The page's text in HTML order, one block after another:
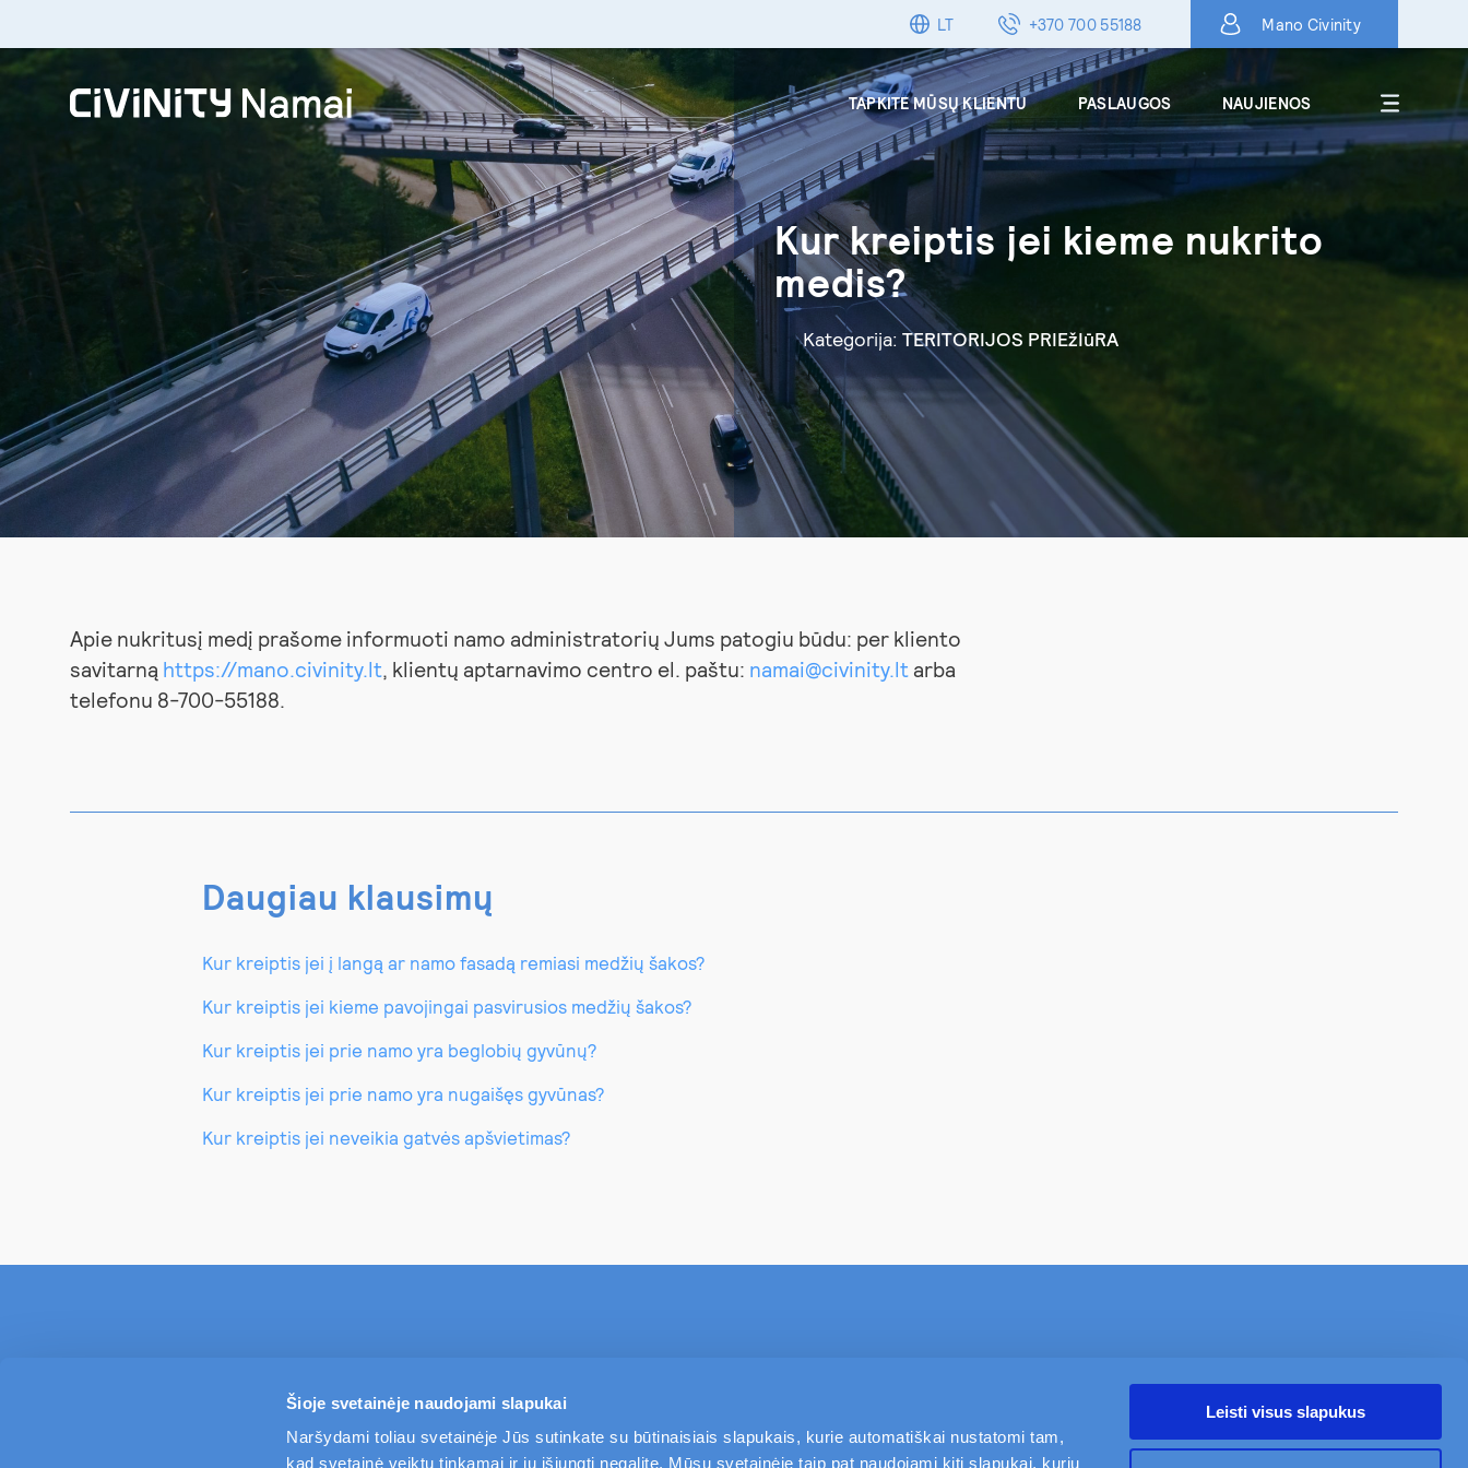
Šioje svetainėje naudojami slapukai
Naršydami toliau svetainėje Jūs sutinkate su būtinaisiais slapukais, kurie automatiškai nustatomi tam,
kad svetainė veiktų tinkamai ir jų išjungti negalite. Mūsų svetainėje taip pat naudojami kiti slapukai, kurių
Leisti visus slapukus
LT +370 700 55188 Mano Civinity
TAPKITE MŪSŲ KLIENTU PASLAUGOS NAUJIENOS
Apie
DUK
Kur kreiptis jei kieme nukrito
medis?
Kategorija: TERITORIJOS PRIEžIūRA
Apie nukritusį medį prašome informuoti namo administratorių Jums patogiu būdu: per kliento
savitarną https://mano.civinity.lt, klientų aptarnavimo centro el. paštu: namai@civinity.ltarba
telefonu 8-700-55188.
Daugiau klausimų
Kur kreiptis jei į langą ar namo fasadą remiasi medžių šakos?
Kur kreiptis jei kieme pavojingai pasvirusios medžių šakos?
Kur kreiptis jei prie namo yra beglobių gyvūnų?
Kur kreiptis jei prie namo yra nugaišęs gyvūnas?
Kur kreiptis jei neveikia gatvės apšvietimas?